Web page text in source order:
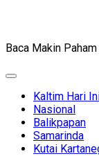
Baca Makin Paham
Expand
Kaltim Hari
Nasional
Balikpapan
Samarinda
Kutai